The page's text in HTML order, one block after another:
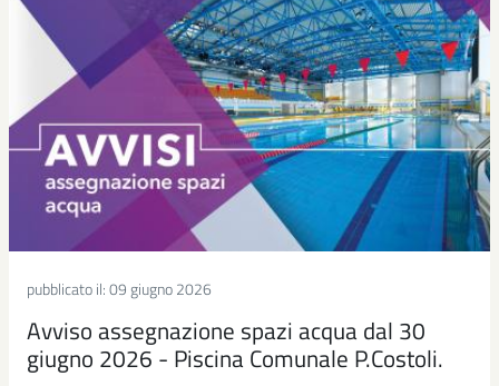
pubblicato il:09 giugno 2026
Avviso assegnazione spazi acqua dal 30
giugno 2026 - Piscina Comunale P.Costoli.